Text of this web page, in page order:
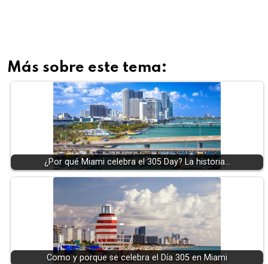
Más sobre este tema:
¿Por qué Miami celebra el 305 Day? La historia…
Como y porque se celebra el Día 305 en Miami